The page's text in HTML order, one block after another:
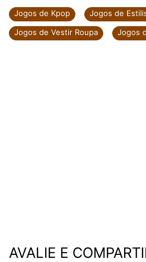
Jogos de Kpop
Jogos de
Jogos de Vestir Roupa
Jogos
AVALIE E